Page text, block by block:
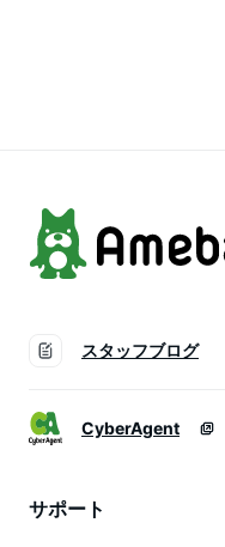
スタッフブログ
CyberAgent
サポート